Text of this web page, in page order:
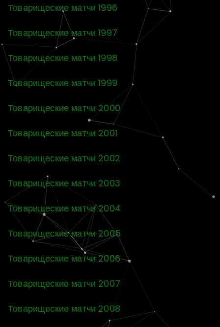
Товарищеские матчи 1996
Товарищеские матчи 1997
Товарищеские матчи 1998
Товарищеские матчи 1999
Товарищеские матчи 2000
Товарищеские матчи 2001
Товарищеские матчи 2002
Товарищеские матчи 2003
Товарищеские матчи 2004
Товарищеские матчи 2005
Товарищеские матчи 2006
Товарищеские матчи 2007
Товарищеские матчи 2008